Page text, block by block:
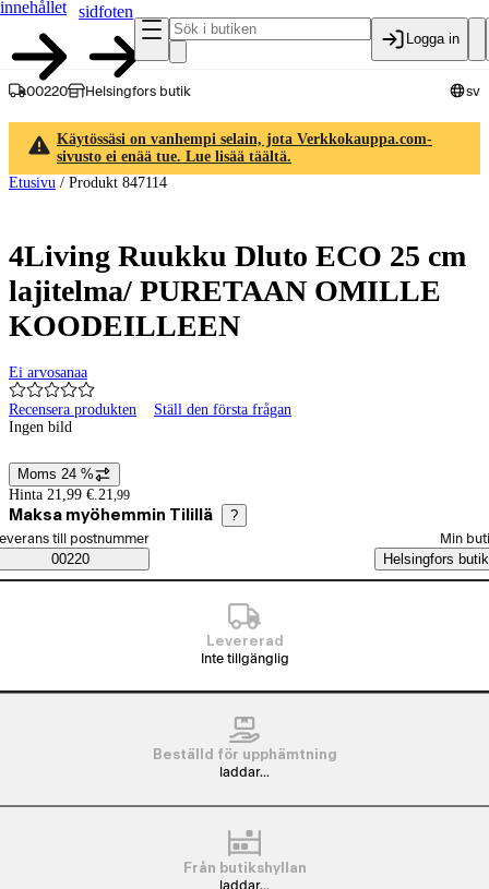
innehållet
sidfoten
Logga in
00220 Helsingfors butik sv
Käytössäsi on vanhempi selain, jota Verkkokauppa.com-
sivusto ei enää tue. Lue lisää täältä.
Etusivu / Produkt 847114
4Living Ruukku Dluto ECO 25 cm
lajitelma/ PURETAAN OMILLE
KOODEILLEEN
Ei arvosanaa
Recensera produkten
Ställ den första frågan
Ingen bild
Prisinformation
Moms 24 %
Hinta 21,99 €. 21 ,99
Maksa myöhemmin Tilillä ?
Saatavuustiedot
beställningssätt
till postnummer
00220
Min
Helsingfors butik
Levererad
Inte tillgänglig
Beställd för upphämtning
laddar...
Från butikshyllan
laddar...